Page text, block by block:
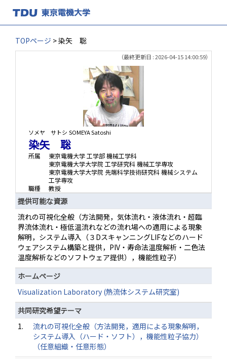
TOPページ > 染矢 聡
（最終更新日 : 2026-04-15 14:00:59）
ソメヤ サトシ SOMEYA Satoshi
染矢 聡
所属
東京電機大学 工学部 機械工学科
東京電機大学大学院 工学研究科 機械工学専攻
東京電機大学大学院 先端科学技術研究科 機械システム
工学専攻
職種
教授
提供可能な資源
流れの可視化全般（方法開発，気体流れ・液体流れ・超臨
界流体流れ・極低温流れなどの流れ場への適用による現象
解明，システム導入（３DスキャンニングLIFなどのハード
ウェアシステム構築と提供，PIV・寿命法温度解析・二色法
温度解析などのソフトウェア提供），機能性粒子）
ホームページ
Visualization Laboratory (熱流体システム研究室)
共同研究希望テーマ
1.
流れの可視化全般（方法開発，適用による現象解明，
システム導入（ハード・ソフト），機能性粒子協力）
（任意組織・任意形態）